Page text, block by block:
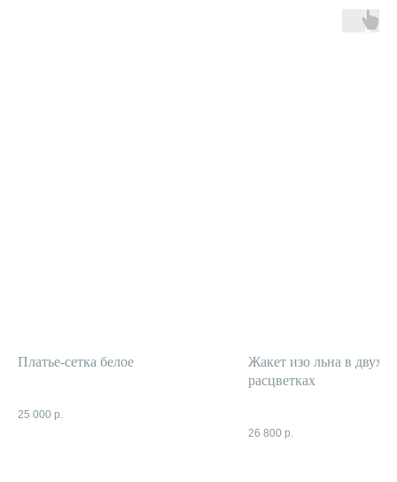
Платье-сетка белое
25 000 р.
Жакет изо льна в двух
расцветках
26 800 р.